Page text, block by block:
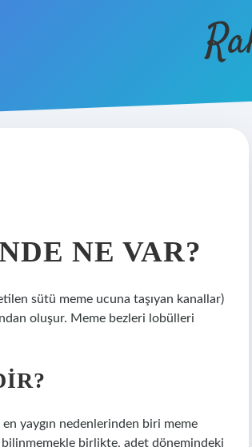
NE VAR?
sütü meme ucuna taşıyan kanallar)
oluşur. Meme bezleri lobülleri
yaygın nedenlerinden biri meme
birlikte, adet dönemindeki